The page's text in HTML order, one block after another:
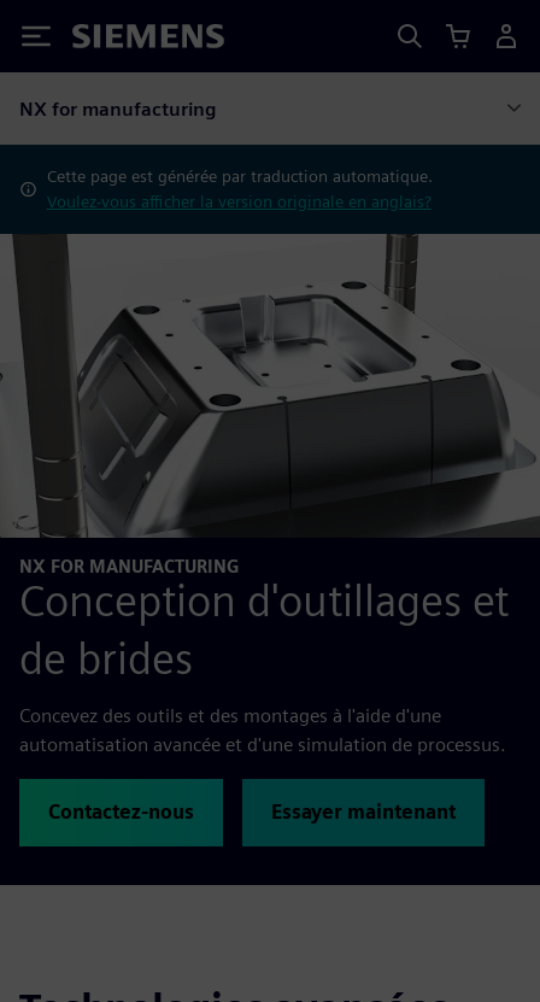
Siemens
NX for manufacturing
Cette page est générée par traduction automatique.
Voulez-vous afficher la version originale en anglais?
NX FOR MANUFACTURING
Conception d'outillages et
de brides
Concevez des outils et des montages à l'aide d'une
automatisation avancée et d'une simulation de processus.
Contactez-nous Essayer maintenant